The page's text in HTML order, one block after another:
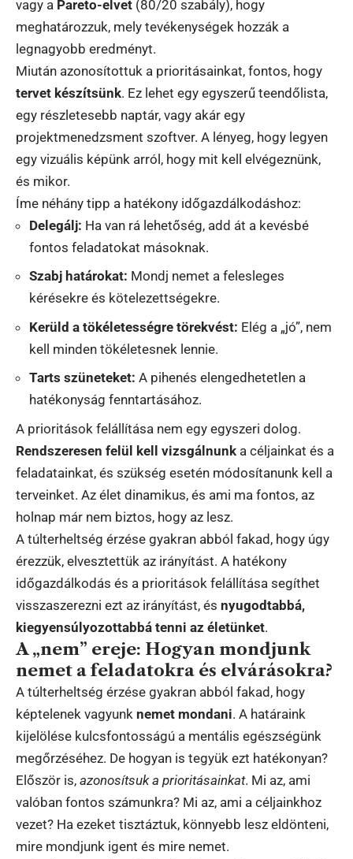
vagy a Pareto-elvet (80/20 szabály), hogy
meghatározzuk, mely tevékenységek hozzák a
legnagyobb eredményt.
Miután azonosítottuk a prioritásainkat, fontos, hogy
tervet készítsünk. Ez lehet egy egyszerű teendőlista,
egy részletesebb naptár, vagy akár egy
projektmenedzsment szoftver. A lényeg, hogy legyen
egy vizuális képünk arról, hogy mit kell elvégeznünk,
és mikor.
Íme néhány tipp a hatékony időgazdálkodáshoz:
Delegálj: Ha van rá lehetőség, add át a kevésbé
fontos feladatokat másoknak.
Szabj határokat: Mondj nemet a felesleges
kérésekre és kötelezettségekre.
Kerüld a tökéletességre törekvést: Elég a „jó”, nem
kell minden tökéletesnek lennie.
Tarts szüneteket: A pihenés elengedhetetlen a
hatékonyság fenntartásához.
A prioritások felállítása nem egy egyszeri dolog.
Rendszeresen felül kell vizsgálnunk a céljainkat és a
feladatainkat, és szükség esetén módosítanunk kell a
terveinket. Az élet dinamikus, és ami ma fontos, az
holnap már nem biztos, hogy az lesz.
A túlterheltség érzése gyakran abból fakad, hogy úgy
érezzük, elvesztettük az irányítást. A hatékony
időgazdálkodás és a prioritások felállítása segíthet
visszaszerezni ezt az irányítást, és nyugodtabbá,
kiegyensúlyozottabbá tenni az életünket.
A „nem” ereje: Hogyan mondjunk
nemet a feladatokra és elvárásokra?
A túlterheltség érzése gyakran abból fakad, hogy
képtelenek vagyunk nemet mondani. A határaink
kijelölése kulcsfontosságú a mentális egészségünk
megőrzéséhez. De hogyan is tegyük ezt hatékonyan?
Először is, azonosítsuk a prioritásainkat. Mi az, ami
valóban fontos számunkra? Mi az, ami a céljainkhoz
vezet? Ha ezeket tisztáztuk, könnyebb lesz eldönteni,
mire mondjunk igent és mire nemet.